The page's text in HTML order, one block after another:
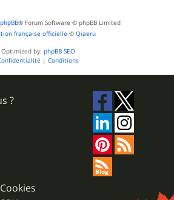
phpBB® Forum Software © phpBB Limited
française officielle © Qiaeru
Optimized by: phpBB SEO
| Conditions
?